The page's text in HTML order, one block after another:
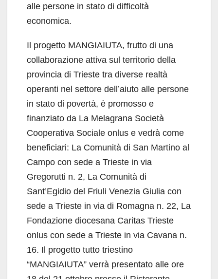
alle persone in stato di difficoltà
economica.
Il progetto MANGIAIUTA, frutto di una
collaborazione attiva sul territorio della
provincia di Trieste tra diverse realtà
operanti nel settore dell’aiuto alle persone
in stato di povertà, è promosso e
finanziato da La Melagrana Società
Cooperativa Sociale onlus e vedrà come
beneficiari: La Comunità di San Martino al
Campo con sede a Trieste in via
Gregorutti n. 2, La Comunità di
Sant’Egidio del Friuli Venezia Giulia con
sede a Trieste in via di Romagna n. 22, La
Fondazione diocesana Caritas Trieste
onlus con sede a Trieste in via Cavana n.
16. Il progetto tutto triestino
“MANGIAIUTA” verrà presentato alle ore